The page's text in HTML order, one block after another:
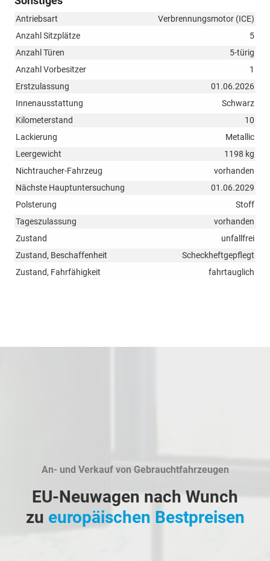
Antriebsart
Verbrennungsmotor (ICE)
Anzahl Sitzplätze
5
Anzahl Türen
5-türig
Anzahl Vorbesitzer
1
Erstzulassung
01.06.2026
Innenausstattung
Schwarz
Kilometerstand
10
Lackierung
Metallic
Leergewicht
1198 kg
Nichtraucher-Fahrzeug
vorhanden
Nächste Hauptuntersuchung
01.06.2029
Polsterung
Stoff
Tageszulassung
vorhanden
Zustand
unfallfrei
Zustand, Beschaffenheit
Scheckheftgepflegt
Zustand, Fahrfähigkeit
fahrtauglich
An- und Verkauf von Gebrauchtfahrzeugen
EU-Neuwagen nach Wunch
zu europäischen Bestpreisen